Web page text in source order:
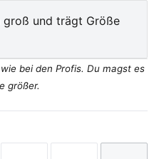
groß und trägt Größe
bei den Profis. Du magst es
größer.